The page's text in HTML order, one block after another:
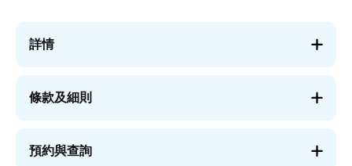
詳情
條款及細則
預約與查詢